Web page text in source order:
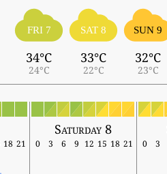
FRI 7
34°C
24°C
SAT 8
33°C
22°C
SUN 9
32°C
23°C
Saturday 8
18 21 0 3 6 9 12 15 18 21 0 3